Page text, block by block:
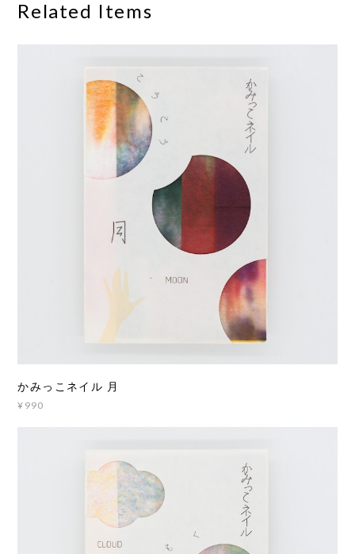
Related Items
かみっこネイル 月
¥990